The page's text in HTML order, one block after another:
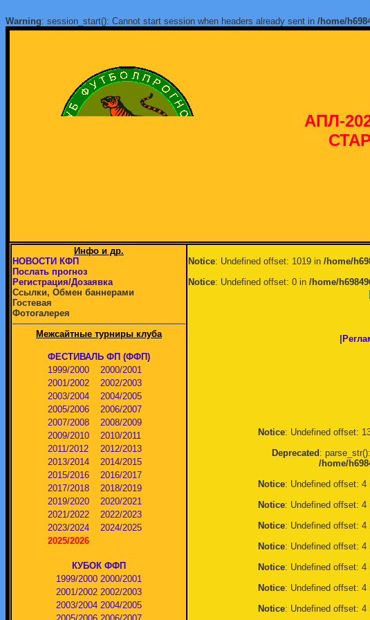
Warning: session_start(): Cannot start session when headers already sent in /home/
АПЛ-
Инфо и др.
НОВОСТИ КФП
Послать прогноз
Регистрация/Дозаявка
Ссылки, Обмен баннерами
Гостевая
Фотогалерея
Межсайтные турниры клуба
ФЕСТИВАЛЬ ФП (ФФП)
1999/2000
2000/2001
2001/2002
2002/2003
2003/2004
2004/2005
2005/2006
2006/2007
2007/2008
2008/2009
2009/2010
2010/2011
2011/2012
2012/2013
2013/2014
2014/2015
2015/2016
2016/2017
2017/2018
2018/2019
2019/2020
2020/2021
2021/2022
2022/2023
2023/2024
2024/2025
2025/2026
КУБОК ФФП
1999/2000 2000/2001
2001/2002 2002/2003
2003/2004 2004/2005
Notice: Undefined offset: 1019 in /home/
Notice: Undefined offset: 0 in /home/
Notice: Undefined offset:
Deprecated :
/home/
Notice: Undefined offset: 4
Notice: Undefined offset: 4
Notice: Undefined offset: 4
Notice: Undefined offset: 4
Notice: Undefined offset: 4
Notice: Undefined offset: 4
Notice: Undefined offset: 4